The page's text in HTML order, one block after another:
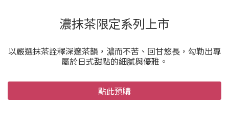
濃抹茶限定系列上市
以嚴選抹茶詮釋深邃茶韻，濃而不苦、回甘悠長，勾勒出專
屬於日式甜點的細膩與優雅。
點此預購